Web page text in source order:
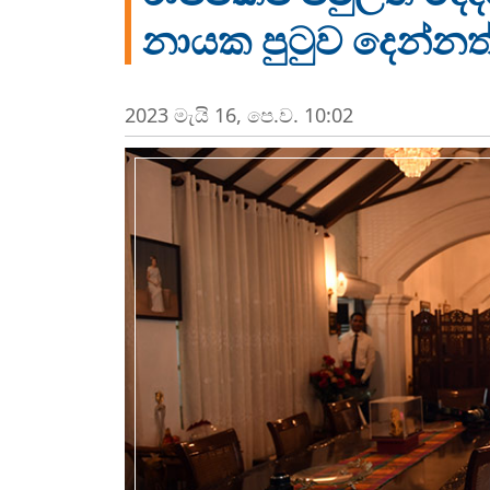
නායක පුටුව
2023 මැයි 16, පෙ.ව. 10:02